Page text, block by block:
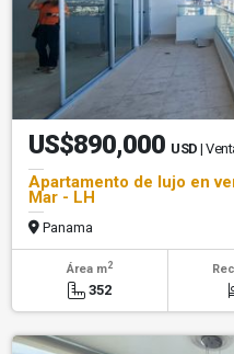
US$890,000 USD |
Apartamento de lujo en
Mar - LH
Panama
Área m2
352